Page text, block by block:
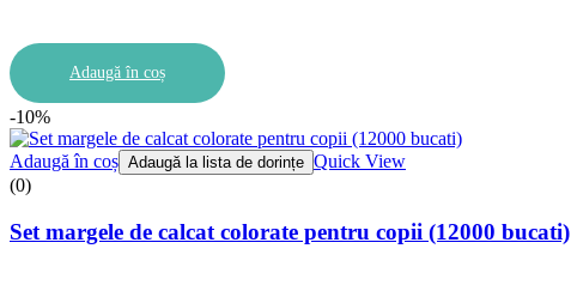
Adaugă în coș
-10%
Adaugă în coș Adaugă la lista de dorințe Quick View
(0)
Set margele de calcat colorate pentru copii (12000 bucati)